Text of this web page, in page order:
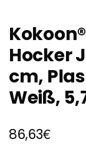
Hocker
cm,
Weiß,
86,63€